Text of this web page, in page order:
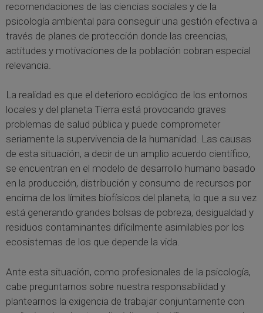
recomendaciones de las ciencias sociales y de la
psicología ambiental para conseguir una gestión efectiva a
través de planes de protección donde las creencias,
actitudes y motivaciones de la población cobran especial
relevancia.
La realidad es que el deterioro ecológico de los entornos
locales y del planeta Tierra está provocando graves
problemas de salud pública y puede comprometer
seriamente la supervivencia de la humanidad. Las causas
de esta situación, a decir de un amplio acuerdo científico,
se encuentran en el modelo de desarrollo humano basado
en la producción, distribución y consumo de recursos por
encima de los límites biofísicos del planeta, lo que a su vez
está generando grandes bolsas de pobreza, desigualdad y
residuos contaminantes difícilmente asimilables por los
ecosistemas de los que depende la vida.
Ante esta situación, como profesionales de la psicología,
cabe preguntarnos sobre nuestra responsabilidad y
plantearnos la exigencia de trabajar conjuntamente con